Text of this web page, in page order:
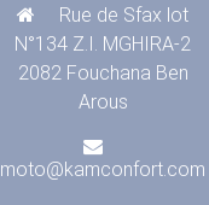
Rue de Sfax lot
N°134 Z.I. MGHIRA-2
2082 Fouchana Ben
Arous
moto@kamconfort.com